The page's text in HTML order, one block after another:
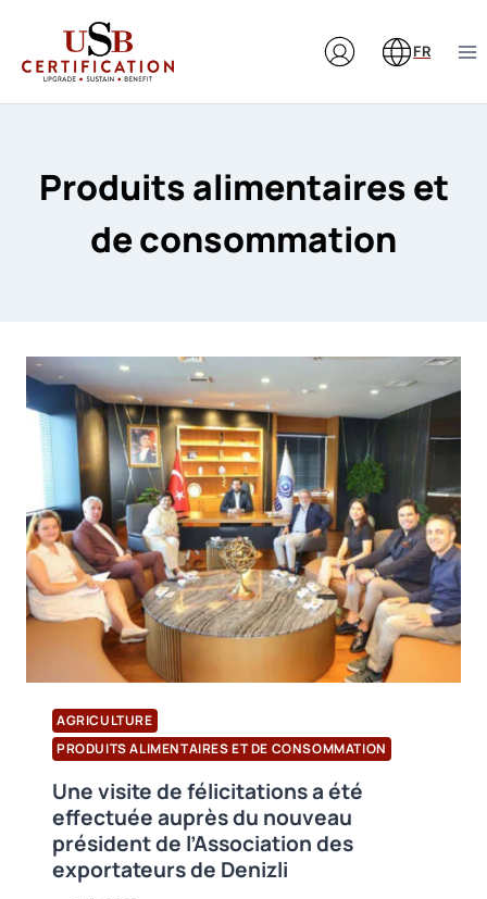
contenu
FR
Produits alimentaires et
de consommation
AGRICULTURE
PRODUITS ALIMENTAIRES ET DE CONSOMMATION
Une visite de félicitations a été
effectuée auprès du nouveau
président de l’Association des
exportateurs de Denizli